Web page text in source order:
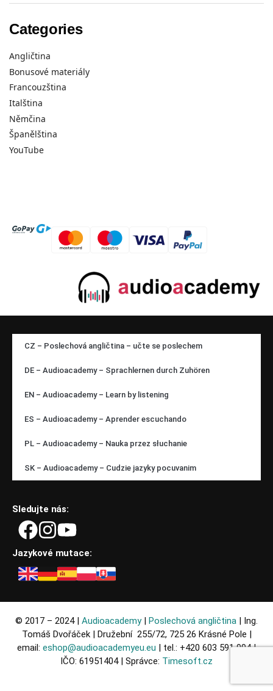
Categories
Angličtina
Bonusové materiály
Francouzština
Italština
Němčina
Španělština
YouTube
CZ – Poslechová angličtina – učte se poslechem
DE – Audioacademy – Sprachlernen durch Zuhören
EN – Audioacademy – Learn by listening
ES – Audioacademy – Aprender escuchando
PL – Audioacademy – Nauka przez słuchanie
SK – Audioacademy – Cudzie jazyky pocuvanim
Sledujte nás:
Jazykové mutace:
© 2017 – 2024 | Audioacademy| Poslechová angličtina | Ing.
Tomáš Dvořáček | Družební 255/72, 725 26 Krásné Pole |
email: eshop@audioacademyeu.eu | tel.: +420 603 591 994 |
IČO: 61951404 | Správce: Timesoft.cz